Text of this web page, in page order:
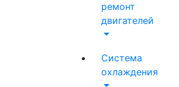
ремонт
двигателей
Система
охлаждения